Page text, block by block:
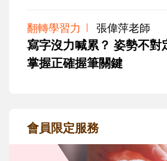
翻轉學習力 張偉萍老師
寫字沒力喊累？ 姿勢不對
掌握正確握筆關鍵
會員限定服務